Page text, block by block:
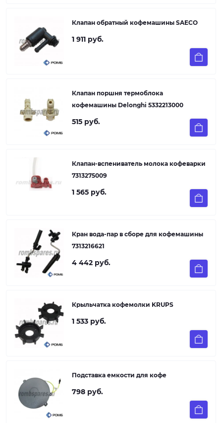
Клапан обратный кофемашины SAECO
1 911 руб.
Клапан поршня термоблока
кофемашины Delonghi 5332213000
515 руб.
Клапан-вспениватель молока кофеварки
7313275009
1 565 руб.
Кран вода-пар в сборе для кофемашины
7313216621
4 442 руб.
Крыльчатка кофемолки KRUPS
1 533 руб.
Подставка емкости для кофе
798 руб.